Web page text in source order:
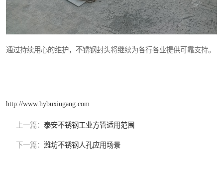
通过持续用心的维护，不锈钢封头将继续为各行各业提供可靠支持。
http://www.hybuxiugang.com
上一篇： 泰安不锈钢工业方管适用范围
下一篇： 潍坊不锈钢人孔应用场景